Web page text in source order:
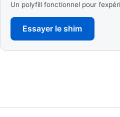
Un polyfill fonctionnel pour
Essayer le shim